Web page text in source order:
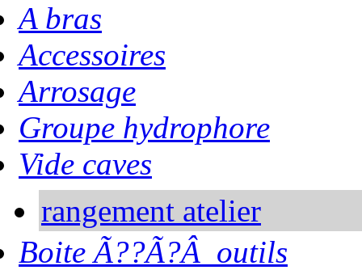
A bras
Accessoires
Arrosage
Groupe hydrophore
Vide caves
rangement atelier
Boite Ã??Ã?Â outils